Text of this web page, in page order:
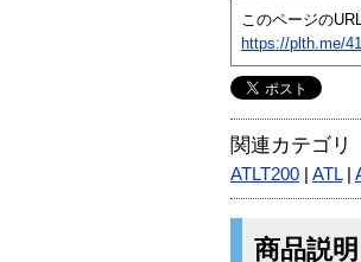
このページのURL
https://plth.me/
関連カテゴリ
ATLT200 ATL|
商品説明